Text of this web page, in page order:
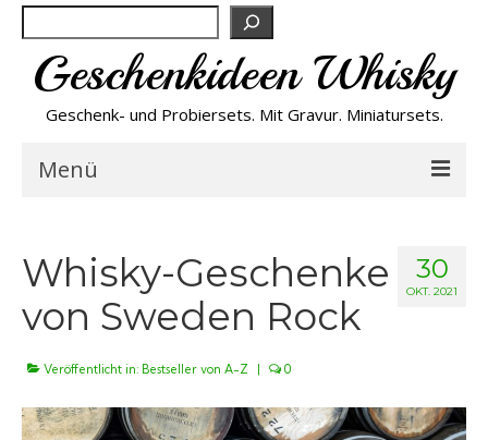
Suchen
Geschenkideen Whisky
Geschenk- und Probiersets. Mit Gravur. Miniatursets.
Menü
NEU
Preishits
30
OKT. 2021
Whisky-Geschenke
von Sweden Rock
Veröffentlicht in: Bestseller von A-Z | 0